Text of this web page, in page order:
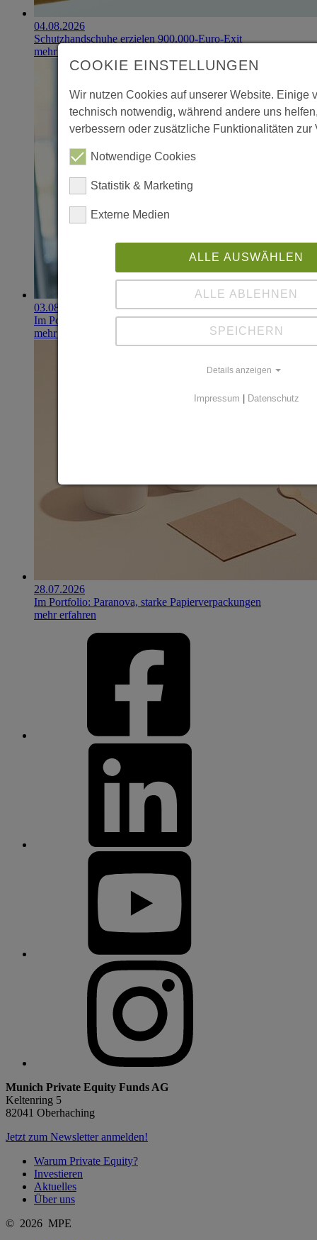
04.08.2026
Schutzhandschuhe erzielen 900.000-Euro-Exit
mehr erfahren
03.08.2026
Im Portfolio: Iset Telecom, IT für das Gesundheitswesen
mehr erfahren
28.07.2026
Im Portfolio: Paranova, starke Papierverpackungen
mehr erfahren
Munich Private Equity Funds AG
Keltenring 5
82041 Oberhaching
Jetzt zum Newsletter anmelden!
Warum Private Equity?
Investieren
Aktuelles
Über uns
© 2026 MPE
COOKIE EINSTELLUNGEN
Wir nutzen Cookies auf unserer Website. Einige
technisch notwendig, während andere uns
verbessern oder zusätzliche Funktionalitäten zur
Notwendige Cookies
Statistik & Marketing
Externe Medien
ALLE AUSWÄHLEN
ALLE ABLEHNEN
SPEICHERN
Details anzeigen
Impressum | Datenschutz